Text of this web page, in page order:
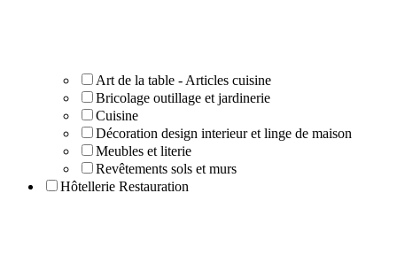
Art de la table - Articles cuisine
Bricolage outillage et jardinerie
Cuisine
Décoration design interieur et linge de maison
Meubles et literie
Revêtements sols et murs
Hôtellerie Restauration